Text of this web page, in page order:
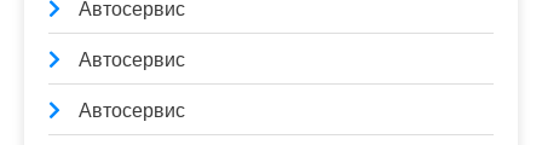
Автосервис
Автосервис
Автосервис